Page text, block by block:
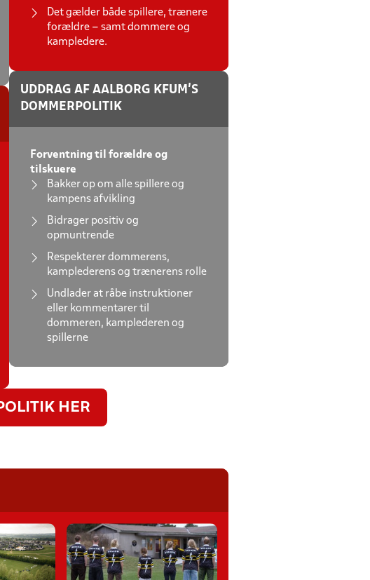
Det gælder både spillere, trænere
forældre – samt dommere og
kampledere.
UDDRAG AF AALBORG KFUM'S
DOMMERPOLITIK
Forventning til forældre og
tilskuere
Bakker op om alle spillere og
kampens afvikling
Bidrager positiv og
opmuntrende
Respekterer dommerens,
kamplederens og trænerens rolle
Undlader at råbe instruktioner
eller kommentarer til
dommeren, kamplederen og
spillerne
HER